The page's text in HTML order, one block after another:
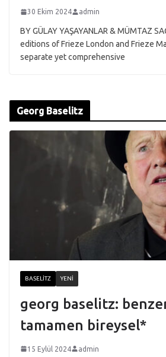
30 Ekim 2024 admin
BY GÜLAY YAŞAYANLAR & MÜMTAZ
editions of Frieze London and Frieze
separate yet comprehensive
Georg Baselitz
BASELITZ YENI
georg baselitz:
tamamen bireysel*
15 Eylül 2024 admin